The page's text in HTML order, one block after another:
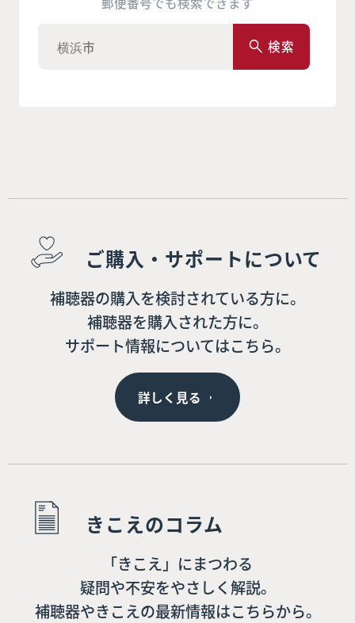
検索
ご購入・サポートについて
補聴器の購入を検討されている方に。
補聴器を購入された方に。
サポート情報についてはこちら。
詳しく見る
きこえのコラム
「きこえ」にまつわる
疑問や不安をやさしく解説。
補聴器やきこえの最新情報はこちらから。